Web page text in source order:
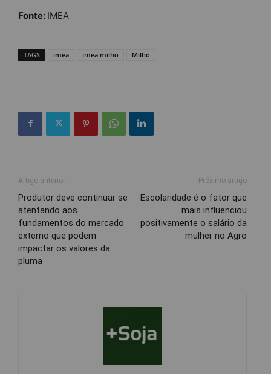
Fonte: IMEA
TAGS imea imea milho Milho
Artigo anterior
Produtor deve continuar se
atentando aos
fundamentos do mercado
externo que podem
impactar os valores da
pluma
Próximo artigo
Escolaridade é o fator que
mais influenciou
positivamente o salário da
mulher no Agro